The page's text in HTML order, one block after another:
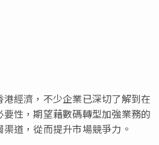
經濟，不少企業已深切了解到在
性，期望藉數碼轉型加強業務的
道，從而提升市場競爭力。